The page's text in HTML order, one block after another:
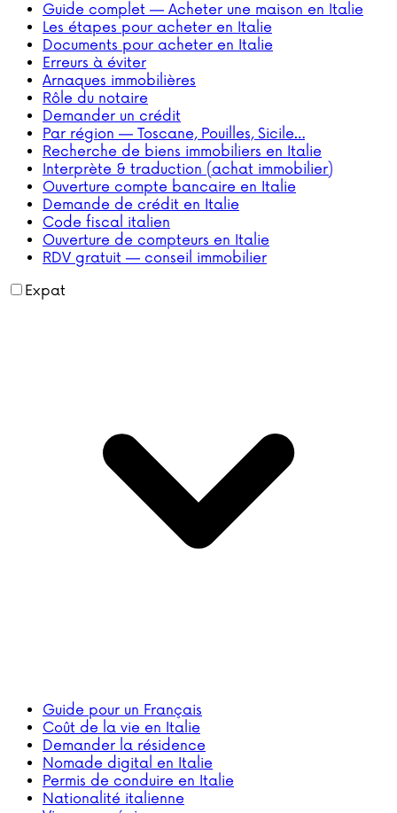
Guide complet — Acheter une maison en Italie
Les étapes pour acheter en Italie
Documents pour acheter en Italie
Erreurs à éviter
Arnaques immobilières
Rôle du notaire
Demander un crédit
Par région — Toscane, Pouilles, Sicile…
Recherche de biens immobiliers en Italie
Interprète & traduction (achat immobilier)
Ouverture compte bancaire en Italie
Demande de crédit en Italie
Code fiscal italien
Ouverture de compteurs en Italie
RDV gratuit — conseil immobilier
Expat
Guide pour un Français
Coût de la vie en Italie
Demander la résidence
Nomade digital en Italie
Permis de conduire en Italie
Nationalité italienne